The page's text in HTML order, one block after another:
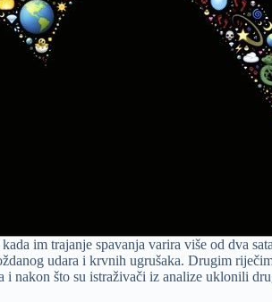
im trajanje spavanja varira više od dva
udara i krvnih ugrušaka. Drugim
nakon što su istraživači iz analize uklonili